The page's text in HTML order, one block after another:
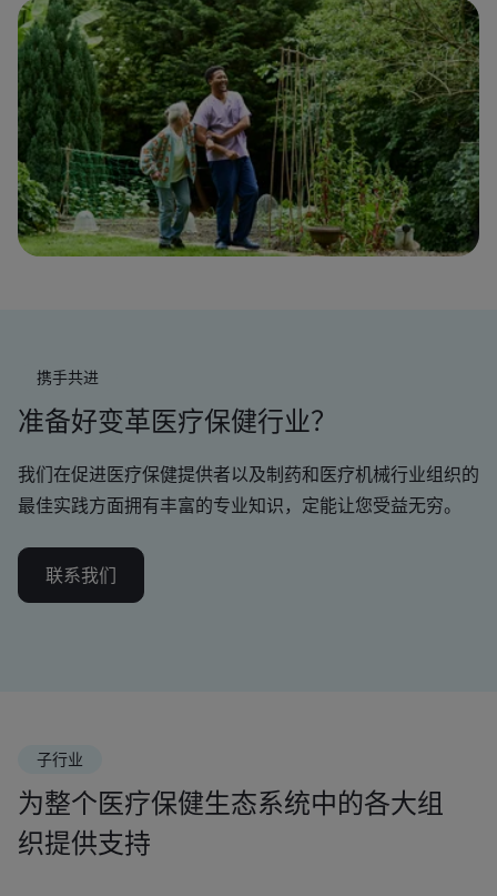
携手共进
准备好变革医疗保健行业？
我们在促进医疗保健提供者以及制药和医疗机械行业组织的
最佳实践方面拥有丰富的专业知识，定能让您受益无穷。
联系我们
子行业
为整个医疗保健生态系统中的各大组
织提供支持